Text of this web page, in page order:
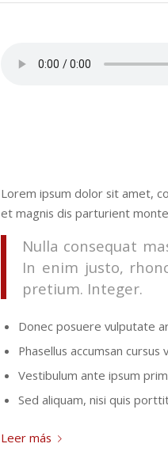
Lorem ipsum dolor sit amet,
et magnis dis parturient
Nulla consequat
In enim justo,
pretium. Integer.
Donec posuere vulputate
Phasellus accumsan cursus
Vestibulum ante ipsum
Sed aliquam, nisi quis
Leer más